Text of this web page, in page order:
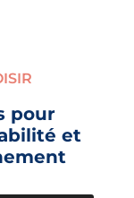
pour
et